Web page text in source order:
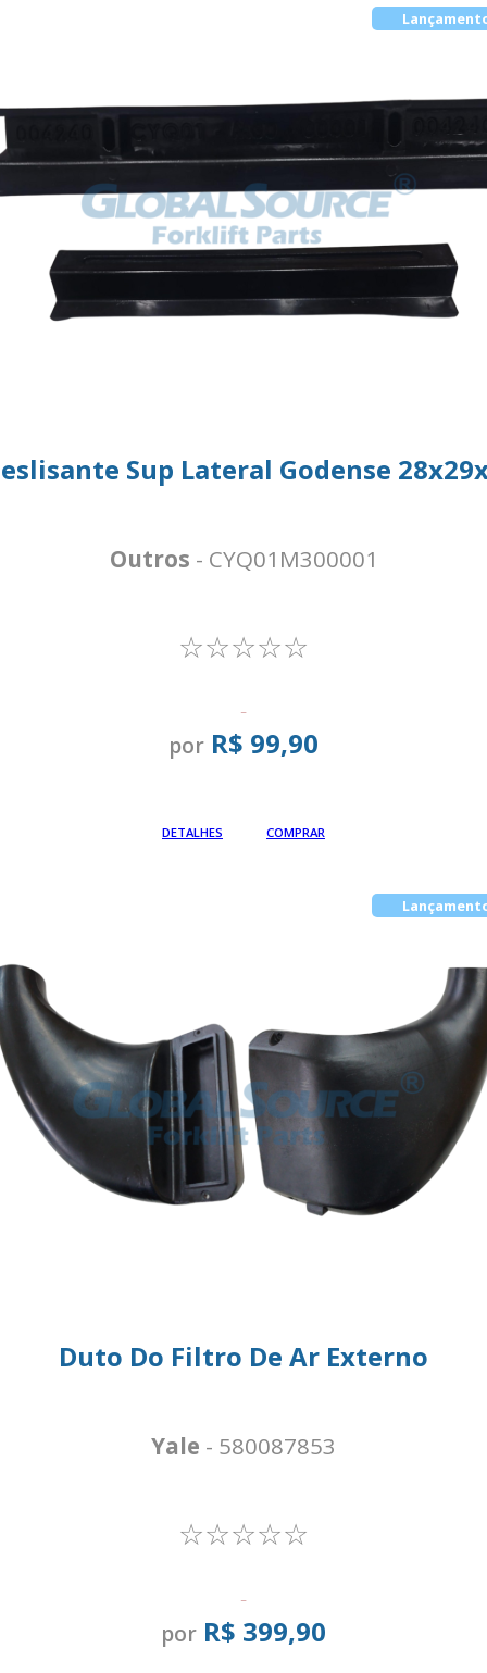
Sup Lateral Godense
Outros - CYQ01M300001
☆☆☆☆☆
-
por R$ 99,90
DETALHES COMPRAR
Duto Do Filtro De Ar Externo
Yale - 580087853
☆☆☆☆☆
-
por R$ 399,90